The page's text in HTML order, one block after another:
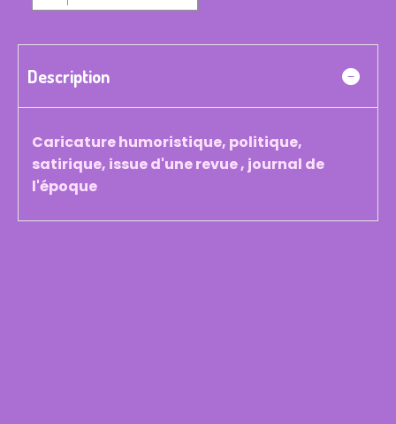
Description
Caricature humoristique, politique,
satirique, issue d'une revue , journal de
l'époque